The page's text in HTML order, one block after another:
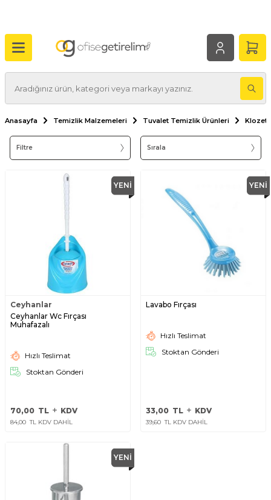
Anasayfa Temizlik Malzemeleri Tuvalet Temizlik Ürünleri Klozet
Filtre Sırala
YENI
Ceyhanlar
Ceyhanlar Wc Fırçası
Muhafazalı
Hızlı Teslimat
Stoktan Gönderi
70,00 TL KDV
84,00 TL KDV DAHİL
YENI
Lavabo Fırçası
Hızlı Teslimat
Stoktan Gönderi
33,00 TL KDV
39,60 TL KDV DAHİL
YENI